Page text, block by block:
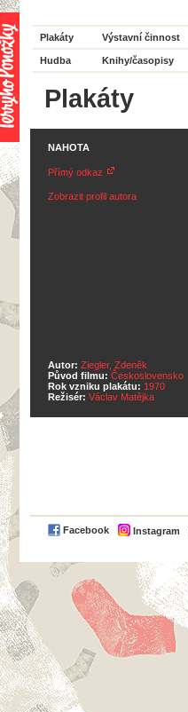
Plakáty Výstavní činnost
Hudba Knihy/časopisy
Plakáty
NAHOTA
Přímý odkaz
Zobrazit profil autora
Autor: Ziegler, Zdeněk
Původ filmu: Československo
Rok vzniku plakátu: 1970
Režisér: Václav Matějka
Facebook Instagram